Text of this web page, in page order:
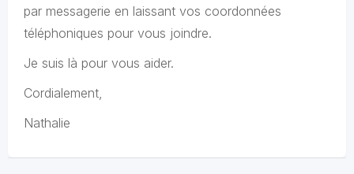
par messagerie en laissant vos coordonnées
téléphoniques pour vous joindre.
Je suis là pour vous aider.
Cordialement,
Nathalie